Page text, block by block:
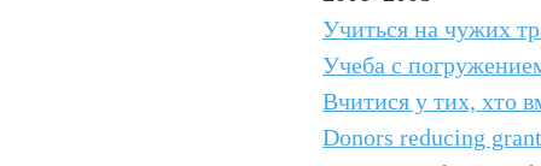
Учиться на чужих
Учеба с
Вчитися у тих, хто
Donors reducing